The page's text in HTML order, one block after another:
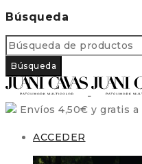
Búsqueda
Envíos 4,50€ y gratis
ACCEDER